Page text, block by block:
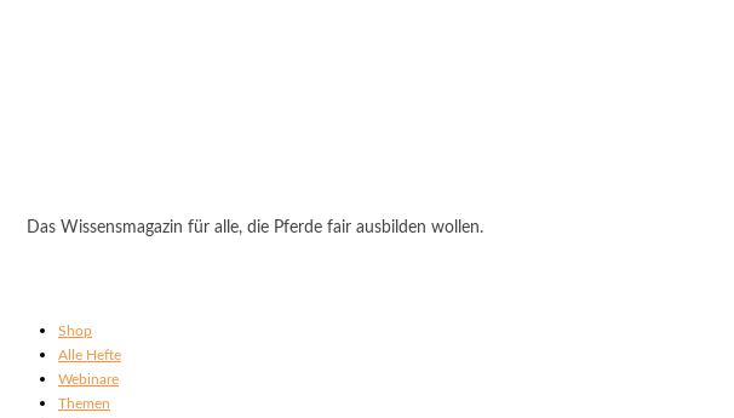
Das Wissensmagazin für alle, die Pferde fair ausbilden wollen.
Shop
Alle Hefte
Webinare
Themen